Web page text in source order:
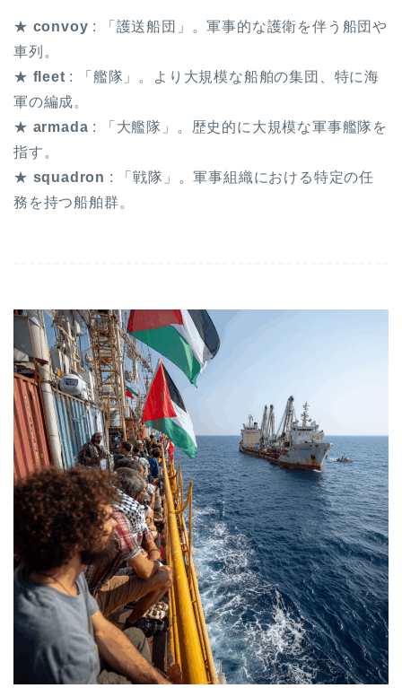
★ convoy : 「護送船団」。軍事的な護衛を伴う船団や
車列。
★ fleet : 「艦隊」。より大規模な船舶の集団、特に海
軍の編成。
★ armada : 「大艦隊」。歴史的に大規模な軍事艦隊を
指す。
★ squadron : 「戦隊」。軍事組織における特定の任
務を持つ船舶群。